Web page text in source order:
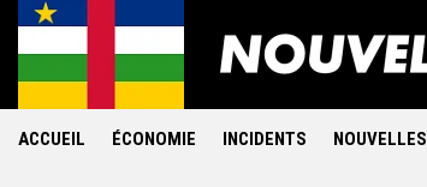
ACCUEIL ÉCONOMIE INCIDENTS NOUVELLES